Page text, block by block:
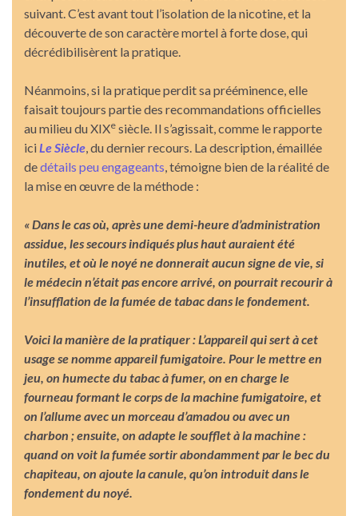
suivant. C’est avant tout l’isolation de la nicotine, et la
découverte de son caractère mortel à forte dose, qui
décrédibilisèrent la pratique.
Néanmoins, si la pratique perdit sa prééminence, elle
faisait toujours partie des recommandations officielles
au milieu du XIXe siècle. Il s’agissait, comme le rapporte
iciLe Siècle, du dernier recours. La description, émaillée
dedétails peu engageants, témoigne bien de la réalité de
la mise en œuvre de la méthode :
« Dans le cas où, après une demi-heure d’administration
assidue, les secours indiqués plus haut auraient été
inutiles, et où le noyé ne donnerait aucun signe de vie, si
le médecin n’était pas encore arrivé, on pourrait recourir à
l’insufflation de la fumée de tabac dans le fondement.
Voici la manière de la pratiquer : L’appareil qui sert à cet
usage se nomme appareil fumigatoire. Pour le mettre en
jeu, on humecte du tabac à fumer, on en charge le
fourneau formant le corps de la machine fumigatoire, et
on l’allume avec un morceau d’amadou ou avec un
charbon ; ensuite, on adapte le soufflet à la machine :
quand on voit la fumée sortir abondamment par le bec du
chapiteau, on ajoute la canule, qu’on introduit dans le
fondement du noyé.